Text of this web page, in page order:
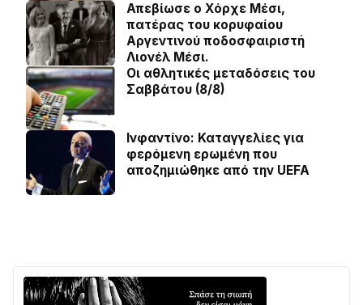
Απεβίωσε ο Χόρχε Μέσι,
πατέρας του κορυφαίου
Αργεντινού ποδοσφαιριστή
Λιονέλ Μέσι.
Οι αθλητικές μεταδόσεις του
Σαββάτου (8/8)
Ινφαντίνο: Καταγγελίες για
φερόμενη ερωμένη που
αποζημιώθηκε από την UEFA